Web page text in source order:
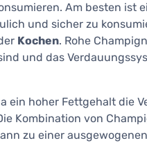
Am besten ist
und sicher zu
Kochen. Rohe
und das
ein hoher Fettgehalt die
Kombination von
zu einer